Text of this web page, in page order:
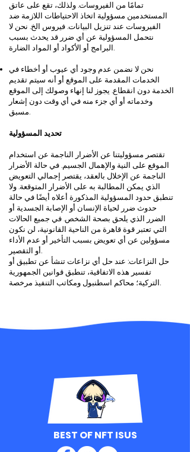
تمامًا من الفيروسات. ولذلك، تقع على عاتق
المستخدمين مسؤولية اتخاذ الاحتياطات اللازمة ضد
الفيروسات عند تنزيل البيانات. فيروس الخ. نحن لا
نتحمل المسؤولية عن أي ضرر قد يحدث بسبب
البرامج أو الأكواد أو المواد الضارة.
نحن لا نضمن عدم وجود أي عيوب أو أخطاء في
الخدمات المقدمة على الموقع أو أنه سيتم تقديم
الخدمة دون انقطاع. يجوز لنا إنهاء وصولك إلى الموقع
وخدماته أو أي جزء منه في أي وقت دون إشعار
مسبق.
تحديد المسؤولية
تقتصر مسؤوليتنا عن الأضرار الناجمة عن استخدام
الموقع على النية والإهمال الجسيم. في حالة الأضرار
الناجمة عن الإخلال بالعقد، يقتصر إجمالي التعويض
الذي يمكن المطالبة به على الأضرار المتوقعة. ولا
تنطبق حدود المسؤولية المذكورة أعلاه أيضًا في حالة
حدوث ضرر لحياة الإنسان أو الإصابة الجسدية أو
الضرر الذي يلحق بصحة الشخص. في جميع الحالات
التي تعتبر قوة قاهرة من الناحية القانونية، لن نكون
مسؤولين عن أي تعويض بسبب التأخير أو عدم الأداء
أو التقصير.
حل النزاعات: عند حل أي نزاعات تنشأ عن تطبيق أو
تفسير هذه الاتفاقية، تنطبق قوانين الجمهورية
التركية؛ محاكم اسطنبول ومكاتب التنفيذ مرخصة.
BEST OF NFT ISUS